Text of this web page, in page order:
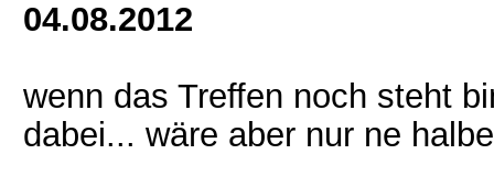
04.08.2012
wenn das Treffen noch steht
dabei... wäre aber nur ne